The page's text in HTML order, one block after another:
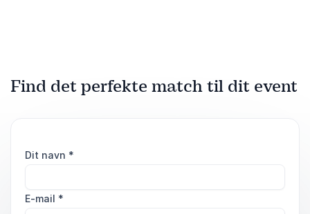
Find det perfekte match til dit event
Dit navn *
E-mail *